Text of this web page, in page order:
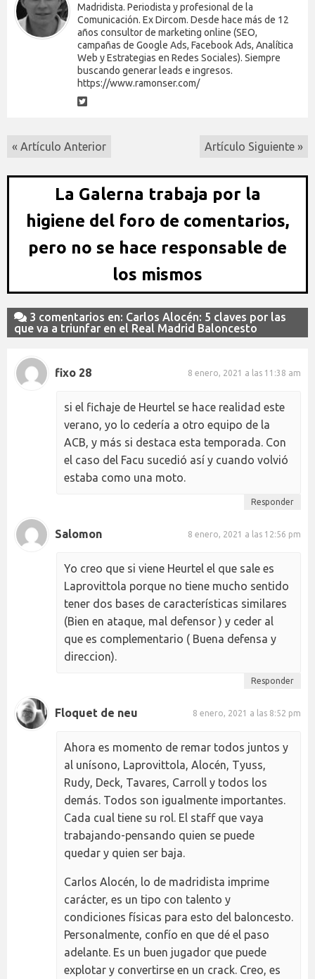
Madridista. Periodista y profesional de la
Comunicación. Ex Dircom. Desde hace más de 12
años consultor de marketing online (SEO,
campañas de Google Ads, Facebook Ads, Analítica
Web y Estrategias en Redes Sociales). Siempre
buscando generar leads e ingresos.
https://www.ramonser.com/
« Artículo Anterior Artículo Siguiente »
La Galerna trabaja por la
higiene del foro de comentarios,
pero no se hace responsable de
los mismos
3 comentarios en: Carlos Alocén: 5 claves por las
que va a triunfar en el Real Madrid Baloncesto
fixo 28 8 enero, 2021 a las 11:38 am
si el fichaje de Heurtel se hace realidad este
verano, yo lo cedería a otro equipo de la
ACB, y más si destaca esta temporada. Con
el caso del Facu sucedió así y cuando volvió
estaba como una moto.
Responder
Salomon 8 enero, 2021 a las 12:56 pm
Yo creo que si viene Heurtel el que sale es
Laprovittola porque no tiene mucho sentido
tener dos bases de características similares
(Bien en ataque, mal defensor ) y ceder al
que es complementario ( Buena defensa y
direccion).
Responder
Floquet de neu 8 enero, 2021 a las 8:52 pm
Ahora es momento de remar todos juntos y
al unísono, Laprovittola, Alocén, Tyuss,
Rudy, Deck, Tavares, Carroll y todos los
demás. Todos son igualmente importantes.
Cada cual tiene su rol. El staff que vaya
trabajando-pensando quien se puede
quedar y quien ser baja.
Carlos Alocén, lo de madridista imprime
carácter, es un tipo con talento y
condiciones físicas para esto del baloncesto.
Personalmente, confío en que dé el paso
adelante. Es un buen jugador que puede
explotar y convertirse en un crack. Creo, es